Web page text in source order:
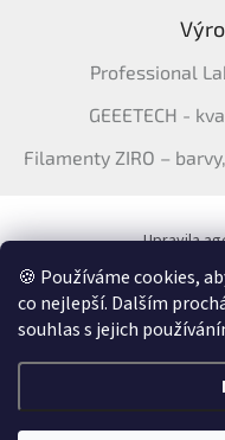
🍪 Používáme cookies,
co nejlepší. Dalším
souhlas s jejich
Professional
GEEETECH -
Filamenty ZIRO –
Upravila
Katalog
Vytvořil